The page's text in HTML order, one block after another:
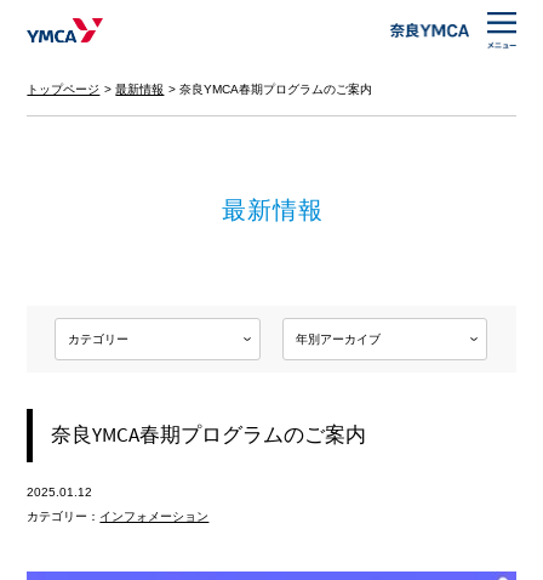
トップページ 最新情報 奈良YMCA春期プログラムのご案内
最新情報
奈良YMCA春期プログラムのご案内
2025.01.12
カテゴリー： インフォメーション